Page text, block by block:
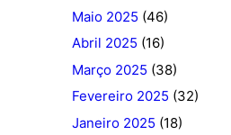
Maio 2025 (46)
Abril 2025 (16)
Março 2025 (38)
Fevereiro 2025 (32)
Janeiro 2025 (18)